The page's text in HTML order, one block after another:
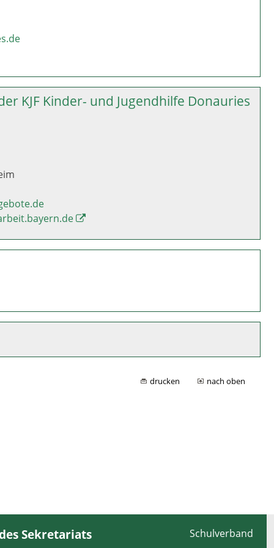
KJF Kinder- und Jugendhilfe Donauries
drucken nach oben
Sekretariats Schulverband